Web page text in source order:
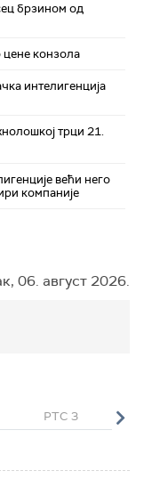
брзином од
конзола
интелигенција
трци 21.
већи него
компаније
06. август 2026.
РТС 3